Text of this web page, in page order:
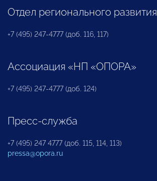
Отдел регионального развития
+7 (495) 247-4777 (доб. 116, 117)
Ассоциация «НП «ОПОРА»
+7 (495) 247-4777 (доб. 124)
Пресс-служба
+7 (495) 247 4777 (доб. 115, 114, 113)
pressa@opora.ru